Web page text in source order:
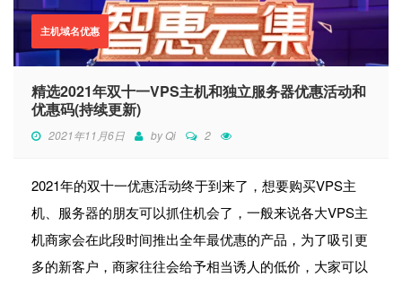
主机域名优惠
精选2021年双十一VPS主机和独立服务器优惠活动和
优惠码(持续更新)
2021年11月6日 byQi 2
2021年的双十一优惠活动终于到来了，想要购买VPS主
机、服务器的朋友可以抓住机会了，一般来说各大VPS主
机商家会在此段时间推出全年最优惠的产品，为了吸引更
多的新客户，商家往往会给予相当诱人的低价，大家可以